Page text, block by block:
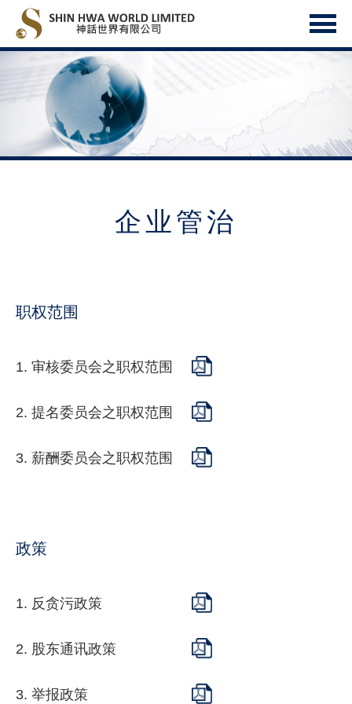
企业管治
职权范围
1. 审核委员会之职权范围
2. 提名委员会之职权范围
3. 薪酬委员会之职权范围
政策
1. 反贪污政策
2. 股东通讯政策
3. 举报政策